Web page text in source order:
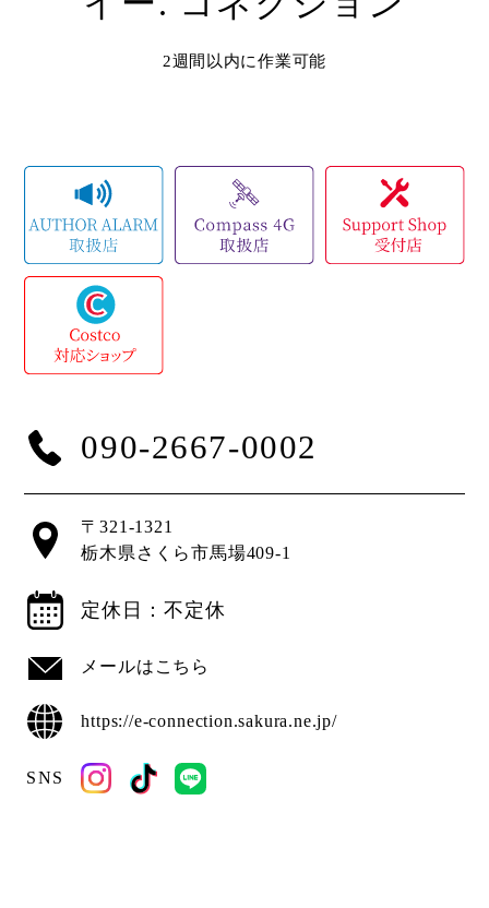
2週間以内に作業可能
090-2667-0002
〒321-1321
栃木県さくら市馬場409-1
定休日：不定休
メールはこちら
https://e-connection.sakura.ne.jp/
SNS